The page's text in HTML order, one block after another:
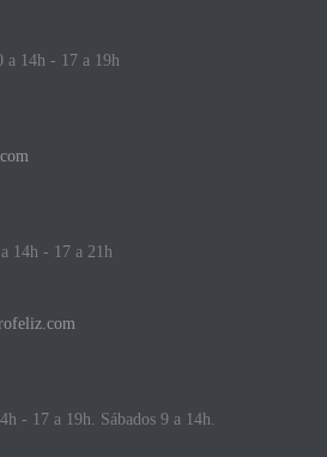
a 14h - 17 a 19h
14h - 17 a 21h
- 17 a 19h. Sábados 9 a 14h.